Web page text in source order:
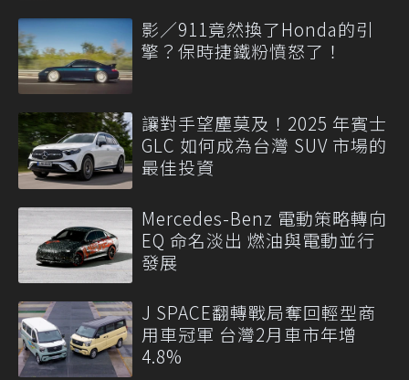
影／911竟然換了Honda的引
擎？保時捷鐵粉憤怒了！
讓對手望塵莫及！2025 年賓士
GLC 如何成為台灣 SUV 市場的
最佳投資
Mercedes-Benz 電動策略轉向
EQ 命名淡出 燃油與電動並行
發展
J SPACE翻轉戰局奪回輕型商
用車冠軍 台灣2月車市年增
4.8%